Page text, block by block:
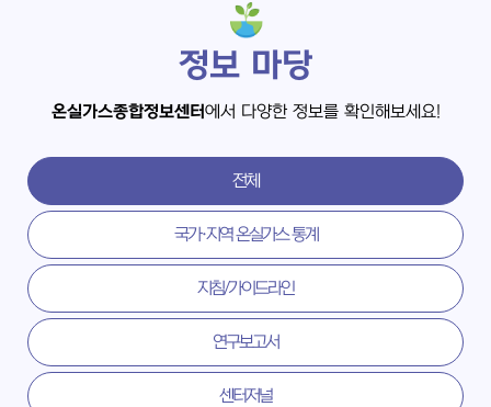
정보 마당
온실가스종합정보센터에서 다양한 정보를 확인해보세요!
전체
국가·지역 온실가스 통계
지침/가이드라인
연구보고서
센터저널